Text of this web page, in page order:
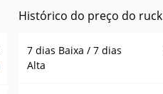
Histórico do preço do ruck
7 dias Baixa / 7 dias
Alta